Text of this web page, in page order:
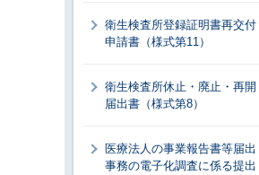
衛生検査所登録証明書再交付
申請書（様式第11）
衛生検査所休止・廃止・再開
届出書（様式第8）
医療法人の事業報告書等届出
事務の電子化調査に係る提出